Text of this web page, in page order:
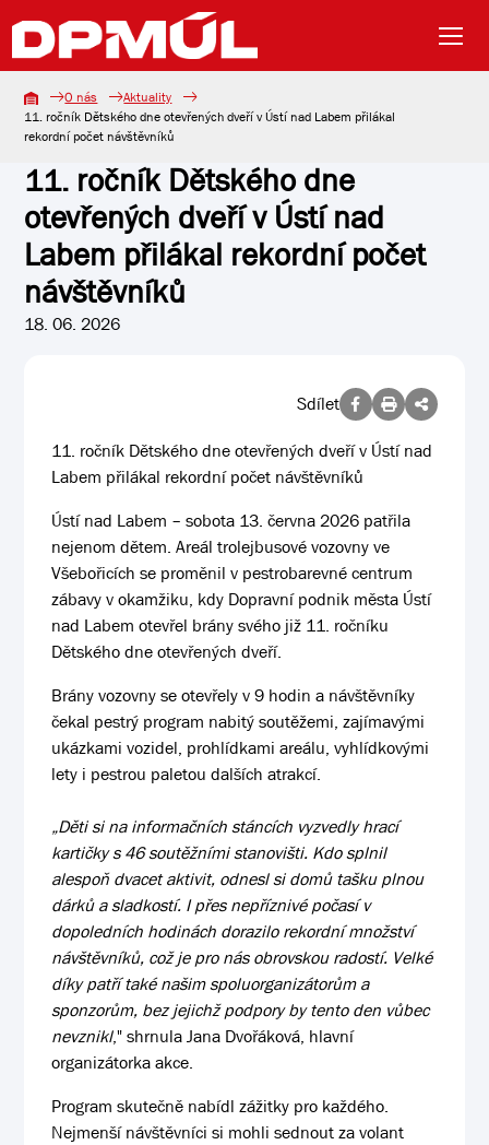
O nás
Aktuality
11. ročník Dětského dne otevřených dveří v Ústí nad Labem přilákal
rekordní počet návštěvníků
11. ročník Dětského dne
otevřených dveří v Ústí nad
Labem přilákal rekordní počet
návštěvníků
18. 06. 2026
Sdílet
11. ročník Dětského dne otevřených dveří v Ústí nad
Labem přilákal rekordní počet návštěvníků
Ústí nad Labem – sobota 13. června 2026 patřila
nejenom dětem. Areál trolejbusové vozovny ve
Všebořicích se proměnil v pestrobarevné centrum
zábavy v okamžiku, kdy Dopravní podnik města Ústí
nad Labem otevřel brány svého již 11. ročníku
Dětského dne otevřených dveří.
Brány vozovny se otevřely v 9 hodin a návštěvníky
čekal pestrý program nabitý soutěžemi, zajímavými
ukázkami vozidel, prohlídkami areálu, vyhlídkovými
lety i pestrou paletou dalších atrakcí.
„Děti si na informačních stáncích vyzvedly hrací
kartičky s 46 soutěžními stanovišti. Kdo splnil
alespoň dvacet aktivit, odnesl si domů tašku plnou
dárků a sladkostí. I přes nepříznivé počasí v
dopoledních hodinách dorazilo rekordní množství
návštěvníků, což je pro nás obrovskou radostí. Velké
díky patří také našim spoluorganizátorům a
sponzorům, bez jejichž podpory by tento den vůbec
nevznikl," shrnula Jana Dvořáková, hlavní
organizátorka akce.
Program skutečně nabídl zážitky pro každého.
Nejmenší návštěvníci si mohli sednout za volant